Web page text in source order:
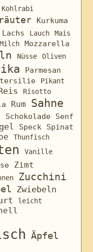
Kohlrabi
Kurkuma
Lachs Lauch
Mais
Milch Mozzarella
Nüsse Oliven
Parmesan
Pikant
Risotto
Rum Sahne
Schokolade Senf
Speck Spinat
Thunfisch
Vanille
Zimt
Zucchini
Zwiebeln
leicht
Äpfel